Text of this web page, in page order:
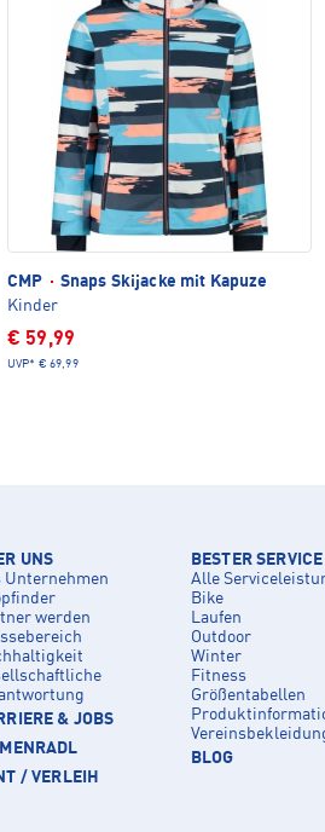
CMP · Snaps Skijacke mit Kapuze
Kinder
€ 59,99
UVP* € 69,99
UNS
Unternehmen
werden
& JOBS
/ VERLEIH
BESTER SERVICE
Alle
Bike
Laufen
Outdoor
Winter
Fitness
Größentabellen
BLOG